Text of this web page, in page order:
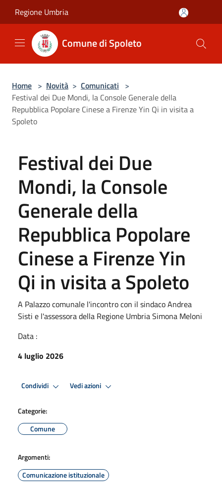
Regione Umbria
Comune di Spoleto
Home > Novità > Comunicati >
Festival dei Due Mondi, la Console Generale della
Repubblica Popolare Cinese a Firenze Yin Qi in visita a
Spoleto
Festival dei Due
Mondi, la Console
Generale della
Repubblica Popolare
Cinese a Firenze Yin
Qi in visita a Spoleto
A Palazzo comunale l'incontro con il sindaco Andrea
Sisti e l'assessora della Regione Umbria Simona Meloni
Data :
4 luglio 2026
Condividi Vedi azioni
Categorie:
Comune
Argomenti:
Comunicazione istituzionale